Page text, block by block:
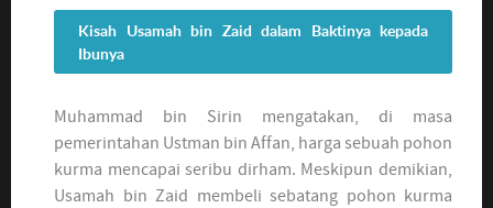
Kisah Usamah bin Zaid dalam Baktinya kepada
Ibunya
Muhammad bin Sirin mengatakan, di masa
pemerintahan Ustman bin Affan, harga sebuah pohon
kurma mencapai seribu dirham. Meskipun demikian,
Usamah bin Zaid membeli sebatang pohon kurma